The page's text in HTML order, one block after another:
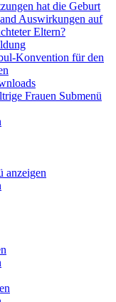
hat die Geburt
Auswirkungen auf
Eltern?
Konvention für den
Frauen Submenü
anzeigen